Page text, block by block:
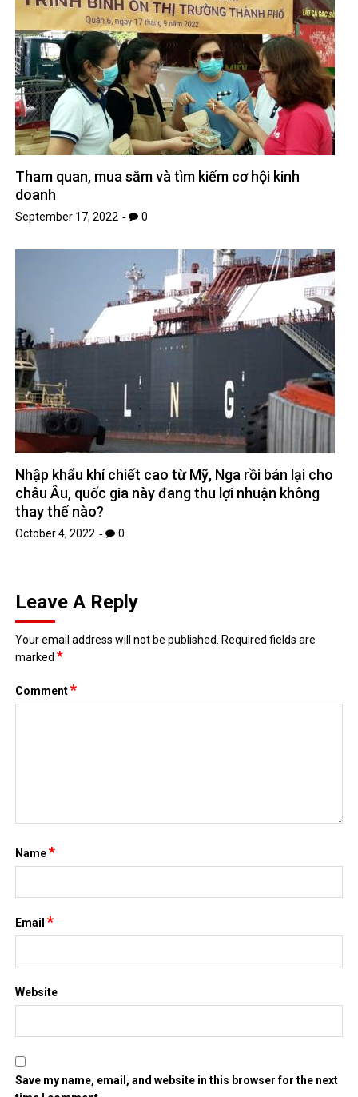
Tham quan, mua sắm và tìm kiếm cơ hội kinh
doanh
September 17, 2022 0
Nhập khẩu khí chiết cao từ Mỹ, Nga rồi bán lại cho
châu Âu, quốc gia này đang thu lợi nhuận không
thay thế nào?
October 4, 2022 0
Leave A Reply
Your email address will not be published. Required fields are
marked*
Comment*
Name*
Email*
Website
Save my name, email, and website in this browser for the next